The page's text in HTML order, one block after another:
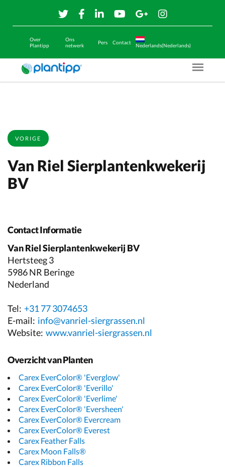
Over
Plantipp
Ons
netwerk
Pers Contact
Nederlands(Nederlands)
Menu
VORIGE
Van Riel Sierplantenkwekerij
BV
Contact Informatie
Van Riel Sierplantenkwekerij BV
Hertsteeg 3
5986 NR Beringe
Nederland
Tel: +31 77 3074653
E-mail: info@vanriel-siergrassen.nl
Website: www.vanriel-siergrassen.nl
Overzicht van Planten
Carex EverColor® 'Everglow'
Carex EverColor® 'Everillo'
Carex EverColor® 'Everlime'
Carex EverColor® 'Eversheen'
Carex EverColor® Evercream
Carex EverColor® Everest
Carex Feather Falls
Carex Moon Falls®
Carex Ribbon Falls